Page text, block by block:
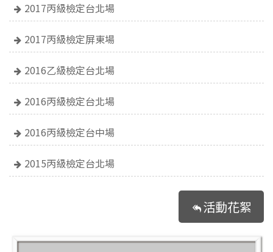
2017丙級檢定台北場
2017丙級檢定屏東場
2016乙級檢定台北場
2016丙級檢定台北場
2016丙級檢定台中場
2015丙級檢定台北場
活動花絮